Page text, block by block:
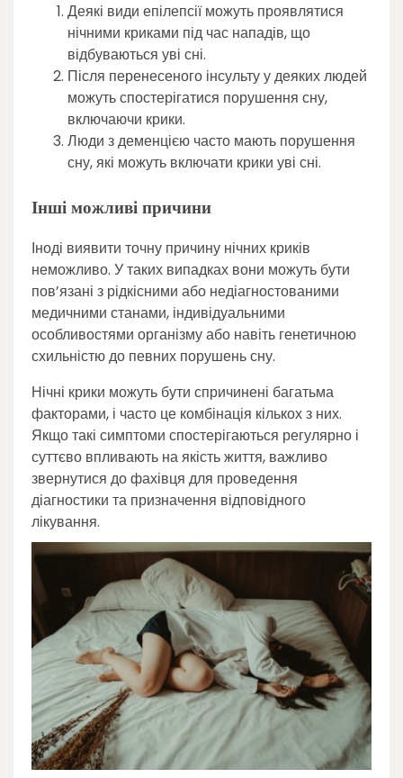
Деякі види епілепсії можуть проявлятися
нічними криками під час нападів, що
відбуваються уві сні.
Після перенесеного інсульту у деяких людей
можуть спостерігатися порушення сну,
включаючи крики.
Люди з деменцією часто мають порушення
сну, які можуть включати крики уві сні.
Інші можливі причини
Іноді виявити точну причину нічних криків
неможливо. У таких випадках вони можуть бути
пов’язані з рідкісними або недіагностованими
медичними станами, індивідуальними
особливостями організму або навіть генетичною
схильністю до певних порушень сну.
Нічні крики можуть бути спричинені багатьма
факторами, і часто це комбінація кількох з них.
Якщо такі симптоми спостерігаються регулярно і
суттєво впливають на якість життя, важливо
звернутися до фахівця для проведення
діагностики та призначення відповідного
лікування.